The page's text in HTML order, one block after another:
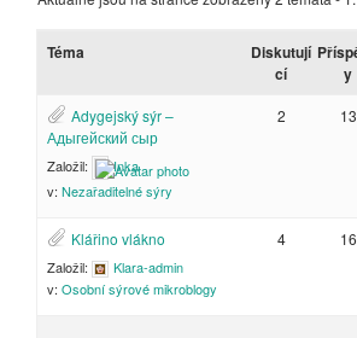
Téma
Diskutují
cí
y
Adygejský sýr –
Адыгейский сыр
Založil:
Inka
v: Nezařaditelné sýry
2 13
Klářino vlákno
Založil:
Klara-admin
v: Osobní sýrové mikroblogy
4 16